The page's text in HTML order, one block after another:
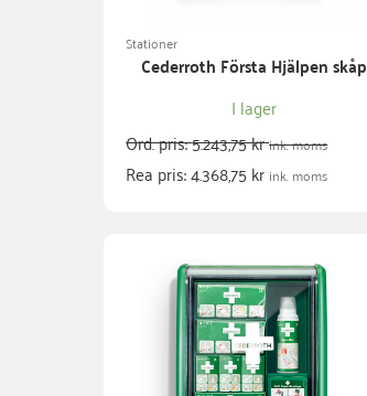
Stationer
Cederroth Första Hjälpen skåp
I lager
Ord. pris:5.243,75krink. moms
Rea pris:4.368,75kr ink. moms